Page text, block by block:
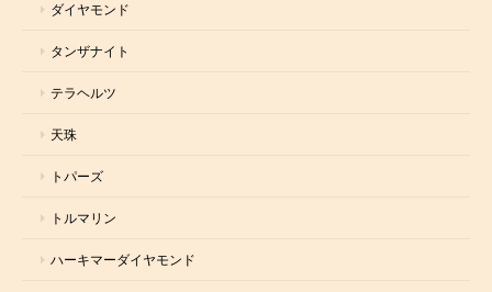
ダイヤモンド
タンザナイト
テラヘルツ
天珠
トパーズ
トルマリン
ハーキマーダイヤモンド